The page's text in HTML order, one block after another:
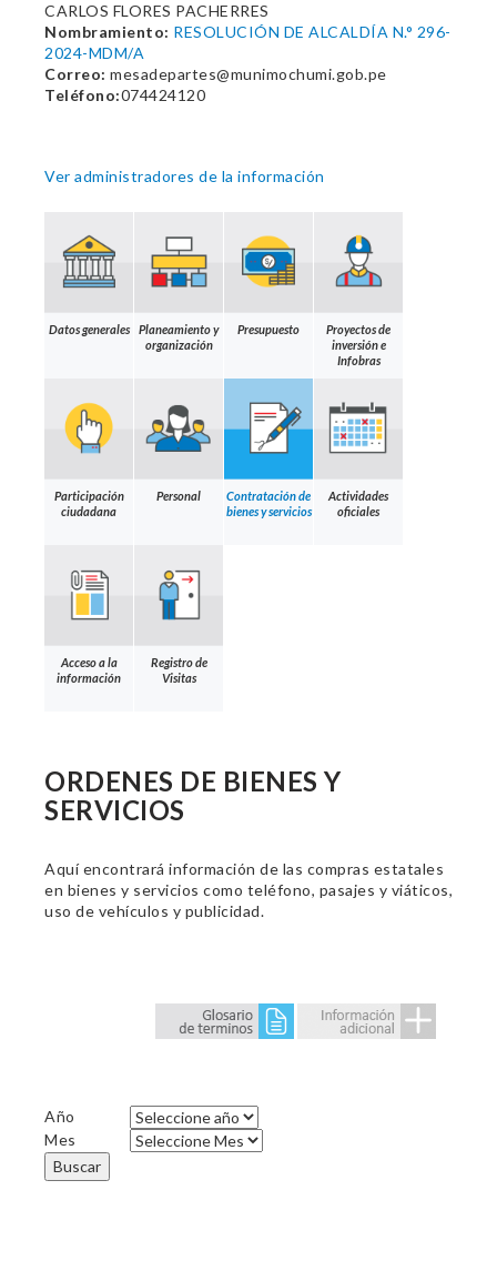
CARLOS FLORES PACHERRES
Nombramiento: RESOLUCIÓN DE ALCALDÍA N.° 296-
2024-MDM/A
Correo: mesadepartes@munimochumi.gob.pe
Teléfono:074424120
Ver administradores de la información
Datos generales
Planeamiento y
organización
Presupuesto
Proyectos de
inversión e
Infobras
Participación
ciudadana
Personal
Contratación de
bienes y servicios
Actividades
oficiales
Acceso a la
información
Registro de
Visitas
ORDENES DE BIENES Y
SERVICIOS
Aquí encontrará información de las compras estatales
en bienes y servicios como teléfono, pasajes y viáticos,
uso de vehículos y publicidad.
Año
Mes
Buscar